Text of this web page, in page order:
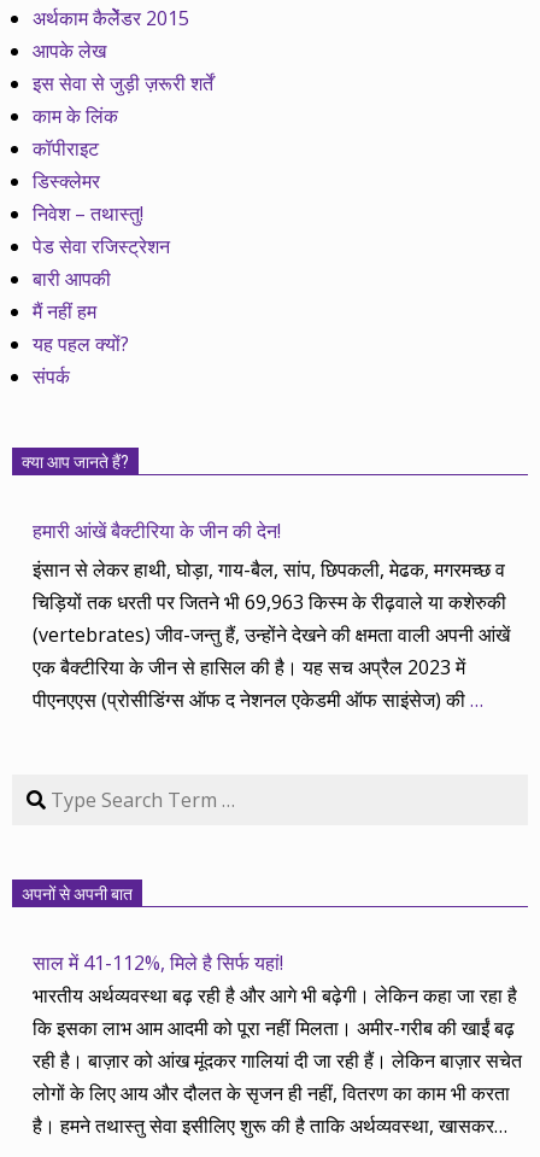
अर्थकाम कैलेेंडर 2015
आपके लेख
इस सेवा से जुड़ी ज़रूरी शर्तें
काम के लिंक
कॉपीराइट
डिस्क्लेमर
निवेश – तथास्तु!
पेड सेवा रजिस्ट्रेशन
बारी आपकी
मैं नहीं हम
यह पहल क्यों?
संपर्क
क्या आप जानते हैं?
हमारी आंखें बैक्टीरिया के जीन की देन!
इंसान से लेकर हाथी, घोड़ा, गाय-बैल, सांप, छिपकली, मेढक, मगरमच्छ व
चिड़ियों तक धरती पर जितने भी 69,963 किस्म के रीढ़वाले या कशेरुकी
(vertebrates) जीव-जन्तु हैं, उन्होंने देखने की क्षमता वाली अपनी आंखें
एक बैक्टीरिया के जीन से हासिल की है। यह सच अप्रैल 2023 में
पीएनएएस (प्रोसीडिंग्स ऑफ द नेशनल एकेडमी ऑफ साइंसेज) की…
Search
अपनों से अपनी बात
साल में 41-112%, मिले है सिर्फ यहां!
भारतीय अर्थव्यवस्था बढ़ रही है और आगे भी बढ़ेगी। लेकिन कहा जा रहा है
कि इसका लाभ आम आदमी को पूरा नहीं मिलता। अमीर-गरीब की खाईं बढ़
रही है। बाज़ार को आंख मूंदकर गालियां दी जा रही हैं। लेकिन बाज़ार सचेत
लोगों के लिए आय और दौलत के सृजन ही नहीं, वितरण का काम भी करता
है। हमने तथास्तु सेवा इसीलिए शुरू की है ताकि अर्थव्यवस्था, खासकर